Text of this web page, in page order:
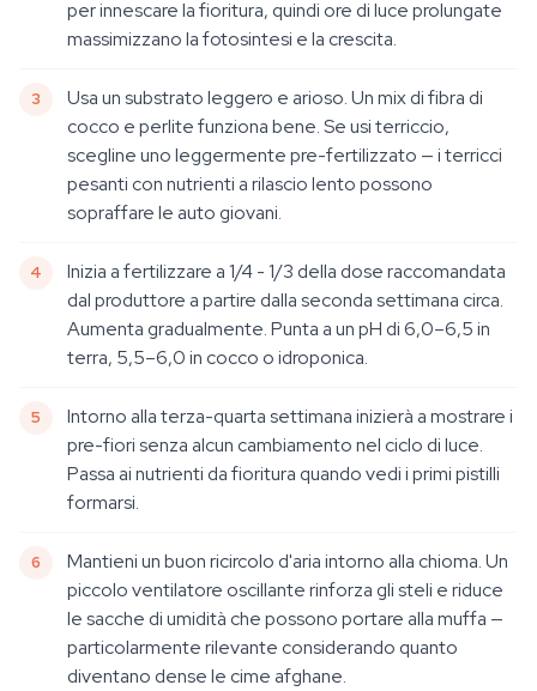
per innescare la fioritura, quindi ore di luce prolungate
massimizzano la fotosintesi e la crescita.
Usa un substrato leggero e arioso. Un mix di fibra di
cocco e perlite funziona bene. Se usi terriccio,
scegline uno leggermente pre-fertilizzato — i terricci
pesanti con nutrienti a rilascio lento possono
sopraffare le auto giovani.
Inizia a fertilizzare a 1/4 - 1/3 della dose raccomandata
dal produttore a partire dalla seconda settimana circa.
Aumenta gradualmente. Punta a un pH di 6,0–6,5 in
terra, 5,5–6,0 in cocco o idroponica.
Intorno alla terza-quarta settimana inizierà a mostrare i
pre-fiori senza alcun cambiamento nel ciclo di luce.
Passa ai nutrienti da fioritura quando vedi i primi pistilli
formarsi.
Mantieni un buon ricircolo d'aria intorno alla chioma. Un
piccolo ventilatore oscillante rinforza gli steli e riduce
le sacche di umidità che possono portare alla muffa —
particolarmente rilevante considerando quanto
diventano dense le cime afghane.